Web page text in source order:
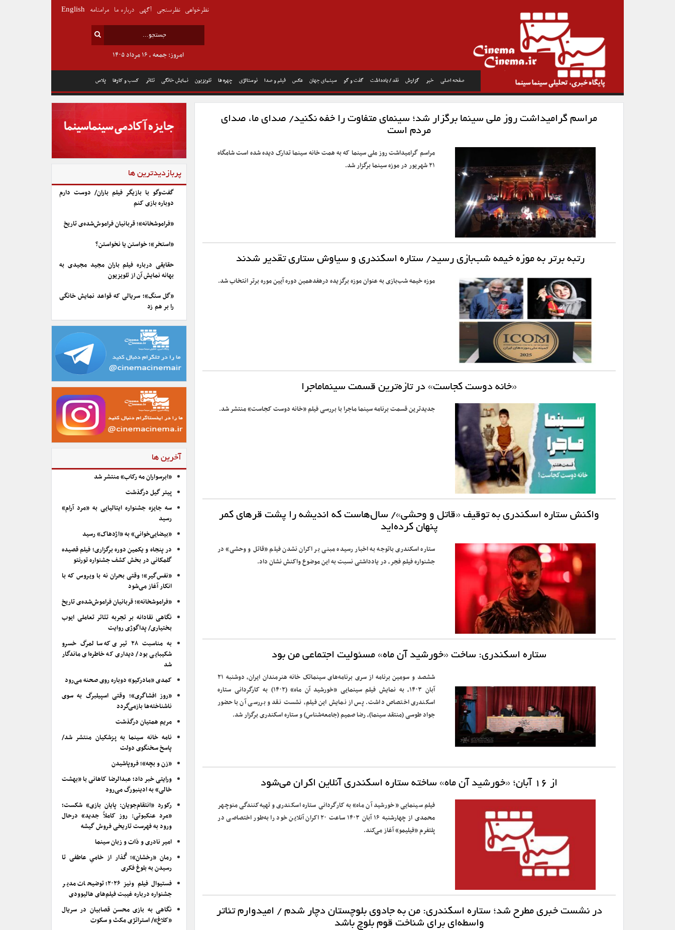
صفحه اصلی خبر گزارش نقد / یادداشت گفت و گو سینمای جهان عکس فیلم و صدا نوستالژی چهره ها تلویزیون نمایش خانگی تئاتر کسب و کارها پلاس
امروز: جمعه , ۱۶ مرداد ۱۴۰۵
نظرخواهی نظرسنجی آگهی درباره ما مرامنامه English
مراسم گرامیداشت روز ملی سینما برگزار شد؛ سینمای متفاوت را خفه نکنید/ صدای ما، صدای
مردم است
مراسم گرامیداشت روز ملی سینما که به همت خانه سینما تدارک دیده شده است شامگاه
۲۱ شهریور در موزه سینما برگزار شد.
رتبه برتر به موزه خیمه شب‌بازی رسید/ ستاره اسکندری و سیاوش ستاری تقدیر شدند
موزه خیمه شب‌بازی به عنوان موزه برگزیده درهفدهمین دوره آیین موره برتر انتخاب شد.
«خانه دوست کجاست» در تازه‌ترین قسمت سینماماجرا
جدیدترین قسمت برنامه سینما ماجرا با بررسی فیلم «خانه دوست کجاست» منتشر شد.
واکنش ستاره اسکندری به توقیف «قاتل و وحشی»/ سال‌هاست که اندیشه را پشت قرهای کمر
پنهان کرده‌اید
ستاره اسکندری باتوجه به اخبار رسیده مبنی بر اکران نشدن فیلم «قاتل و وحشی» در
جشنواره فیلم فجر، در یادداشتی نسبت به این موضوع واکنش نشان داد.
ستاره اسکندری: ساخت «خورشید آن ماه» مسئولیت اجتماعی من بود
ششصد و سومین برنامه از سری برنامه‌های سینماتک خانه هنرمندان ایران، دوشنبه ۲۱
آبان ۱۴۰۳، به نمایش فیلم سینمایی «خورشید آن ماه»‏ (۱۴۰۲) به کارگردانی ستاره
اسکندری اختصاص داشت. پس از نمایش این فیلم، نشست نقد و بررسی آن با حضور
جواد طوسی (منتقد سینما)، رضا صمیم (جامعه‌شناس) و ستاره اسکندری برگزار شد.
از ۱۶ آبان؛ «خورشید آن ماه» ساخته ستاره اسکندری آنلاین اکران می‌شود
فیلم سینمایی «خورشید آن ماه» به کارگردانی ستاره اسکندری و تهیه‌کنندگی منوچهر
محمدی از چهارشنبه ۱۶ آبان ۱۴۰۳ ساعت ۲۰ اکران آنلاین خود را به‌طور اختصاصی در
پلتفرم «فیلیمو» آغاز می‌کند.
در نشست خبری مطرح شد؛ ستاره اسکندری: من به جادوی بلوچستان دچار شدم / امیدوارم تئاتر
واسطه‌ای برای شناخت قوم بلوچ باشد
پربازدیدترین ها
گفت‌وگو با بازیگر فیلم باران/ دوست دارم
دوباره بازی کنم
«فراموشخانه»؛ قربانیان فراموش‌شده‌ی تاریخ
«استخر»؛ خواستن یا نخواستن؟
حقایقی درباره فیلم باران مجید مجیدی به
بهانه نمایش آن از تلویزیون
«گل سنگ»؛ سریالی که قواعد نمایش خانگی
را بر هم زد
آخرین ها
«ابرسواران مه رکاب» منتشر شد
پیتر گیل درگذشت
سه جایزه جشنواره ایتالیایی به «مرد آرام»
رسید
«بیضایی‌خوانی» به «اژدهاک» رسید
در پنجاه و یکمین دوره برگزاری؛ فیلم قصیده
گلمکانی در بخش کشف جشنواره تورنتو
«نفس‌گیر»؛ وقتی بحران نه با ویروس که با
انکار آغاز می‌شود
«فراموشخانه»؛ قربانیان فراموش‌شده‌ی تاریخ
نگاهی نقادانه بر تجربه تئاتر تعاملی ایوب
بختیاری/ پداگوژی روایت
به مناسبت ۲۸ تیری که سالمرگ خسرو
شکیبایی بود/ دیداری که خاطره‌ای ماندگار
شد
کمدی «مادرکیو» دوباره روی صحنه می‌رود
«روز افشاگری»؛ وقتی اسپیلبرگ به سوی
ناشناخته‌ها بازمی‌گردد
مریم همتیان درگذشت
نامه خانه سینما به پزشکیان منتشر شد/
پاسخ سخنگوی دولت
«زن و بچه»؛ فروپاشیدن
ورایتی خبر داد؛ عبدالرضا کاهانی با «بهشت
خالی» به ادینبورگ می‌رود
رکورد «انتقام‌جویان: پایان بازی» شکست؛
«مرد عنکبوتی: روز کاملاً جدید» درحال
ورود به فهرست تاریخی فروش گیشه
امیر نادری و ذات و زبان سینما
رمان «رخشان»؛ گُذار از خامیِ عاطفی تا
رسیدن به بلوغ فکری
فستیوال فیلم ونیز ۲۰۲۶؛ توضیحات مدیر
جشنواره درباره غیبت فیلم‌های هالیوودی
نگاهی به بازی محسن قصابیان در سریال
«کلاغ»/ استراتژی مکث و سکوت